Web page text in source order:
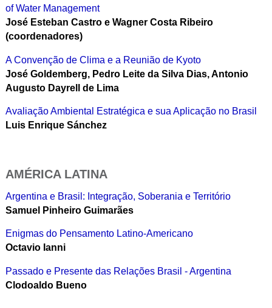
of Water Management
José Esteban Castro e Wagner Costa Ribeiro
(coordenadores)
A Convenção de Clima e a Reunião de Kyoto
José Goldemberg, Pedro Leite da Silva Dias, Antonio
Augusto Dayrell de Lima
Avaliação Ambiental Estratégica e sua Aplicação no Brasil
Luis Enrique Sánchez
AMÉRICA LATINA
Argentina e Brasil: Integração, Soberania e Território
Samuel Pinheiro Guimarães
Enigmas do Pensamento Latino-Americano
Octavio Ianni
Passado e Presente das Relações Brasil - Argentina
Clodoaldo Bueno